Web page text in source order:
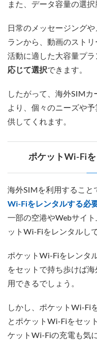
また、データ容量の選択
日常のメッセージング
ランから、動画のスト
活動に適した大容量プラ
応じて選択できます。
したがって、海外SIM
より、個々のニーズや
供してくれます。
ポケットWi-Fi
海外SIMを利用すること
Wi-Fiをレンタルする必
一部の空港やWebサイ
ットWi-Fiをレンタルし
ポケットWi-Fiをレンタ
をセットで持ち歩けば
用できるでしょう。
しかし、ポケットWi-Fi
とポケットWi-Fiをセッ
ケットWi-Fiの充電も気